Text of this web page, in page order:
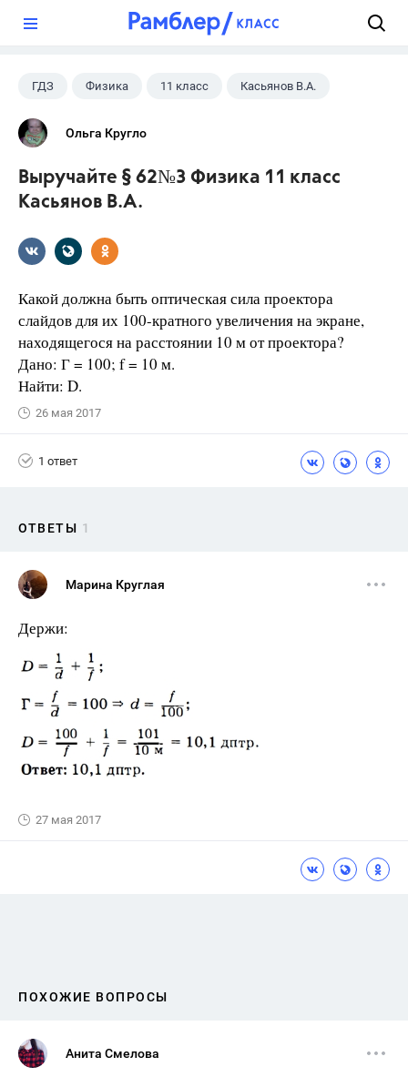
ГДЗ Физика 11 класс Касьянов В.А.
Ольга Кругло
Выручайте § 62№3 Физика 11 класс
Касьянов В.А.
Какой должна быть оптическая сила проектора
слайдов для их 100-кратного увеличения на экране,
находящегося на расстоянии 10 м от проектора?
Дано: Г = 100; f = 10 м.
Найти: D.
26 мая 2017
1 ответ
ОТВЕТЫ 1
Марина Круглая
Держи:
27 мая 2017
ПОХОЖИЕ ВОПРОСЫ
Анита Смелова